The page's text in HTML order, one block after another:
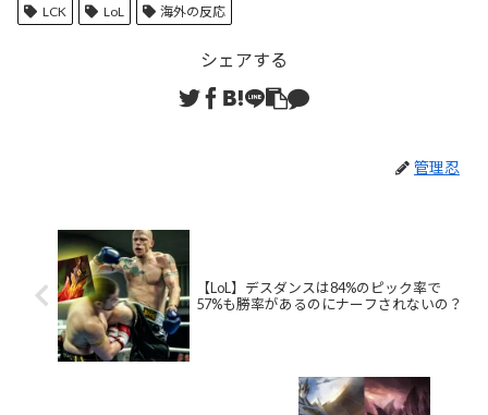
LCK LoL 海外の反応
シェアする
管理忍
【LoL】デスダンスは84%のピック率で
57%も勝率があるのにナーフされないの？